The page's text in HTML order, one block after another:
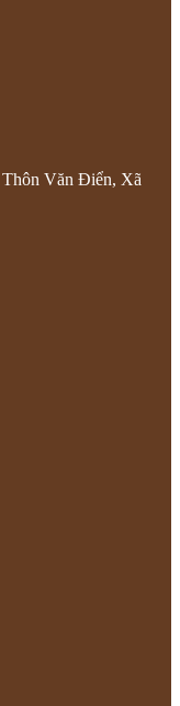
Thôn Văn Điển, Xã